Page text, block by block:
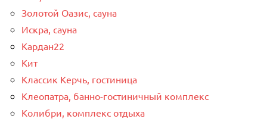
Золотой Оазис, сауна
Искра, сауна
Кардан22
Кит
Классик Керчь, гостиница
Клеопатра, банно-гостиничный комплекс
Колибри, комплекс отдыха